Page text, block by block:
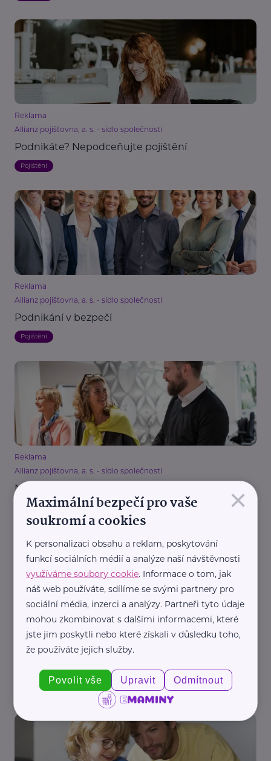
Reklama
Allianz pojišťovna, a. s. - sídlo společnosti
Podnikáte? Nepodceňujte pojištění
Pojištění
Reklama
Allianz pojišťovna, a. s. - sídlo společnosti
Podnikání v bezpečí
Pojištění
Reklama
Allianz pojišťovna, a. s. - sídlo společnosti
Nastartujte svou kariéru správným směrem
Práce, zaměstnání Vzdělání
Allianz pojišťovna, a. s. - sídlo společnosti
sjednat ho co nejdříve
Pojištění
×
Maximální bezpečí pro vaše
soukromí a cookies
K personalizaci obsahu a reklam, poskytování
funkcí sociálních médií a analýze naší návštěvnosti
využíváme soubory cookie. Informace o tom, jak
náš web používáte, sdílíme se svými partnery pro
sociální média, inzerci a analýzy. Partneři tyto údaje
mohou zkombinovat s dalšími informacemi, které
jste jim poskytli nebo které získali v důsledku toho,
že používáte jejich služby.
Povolit vše Upravit Odmítnout